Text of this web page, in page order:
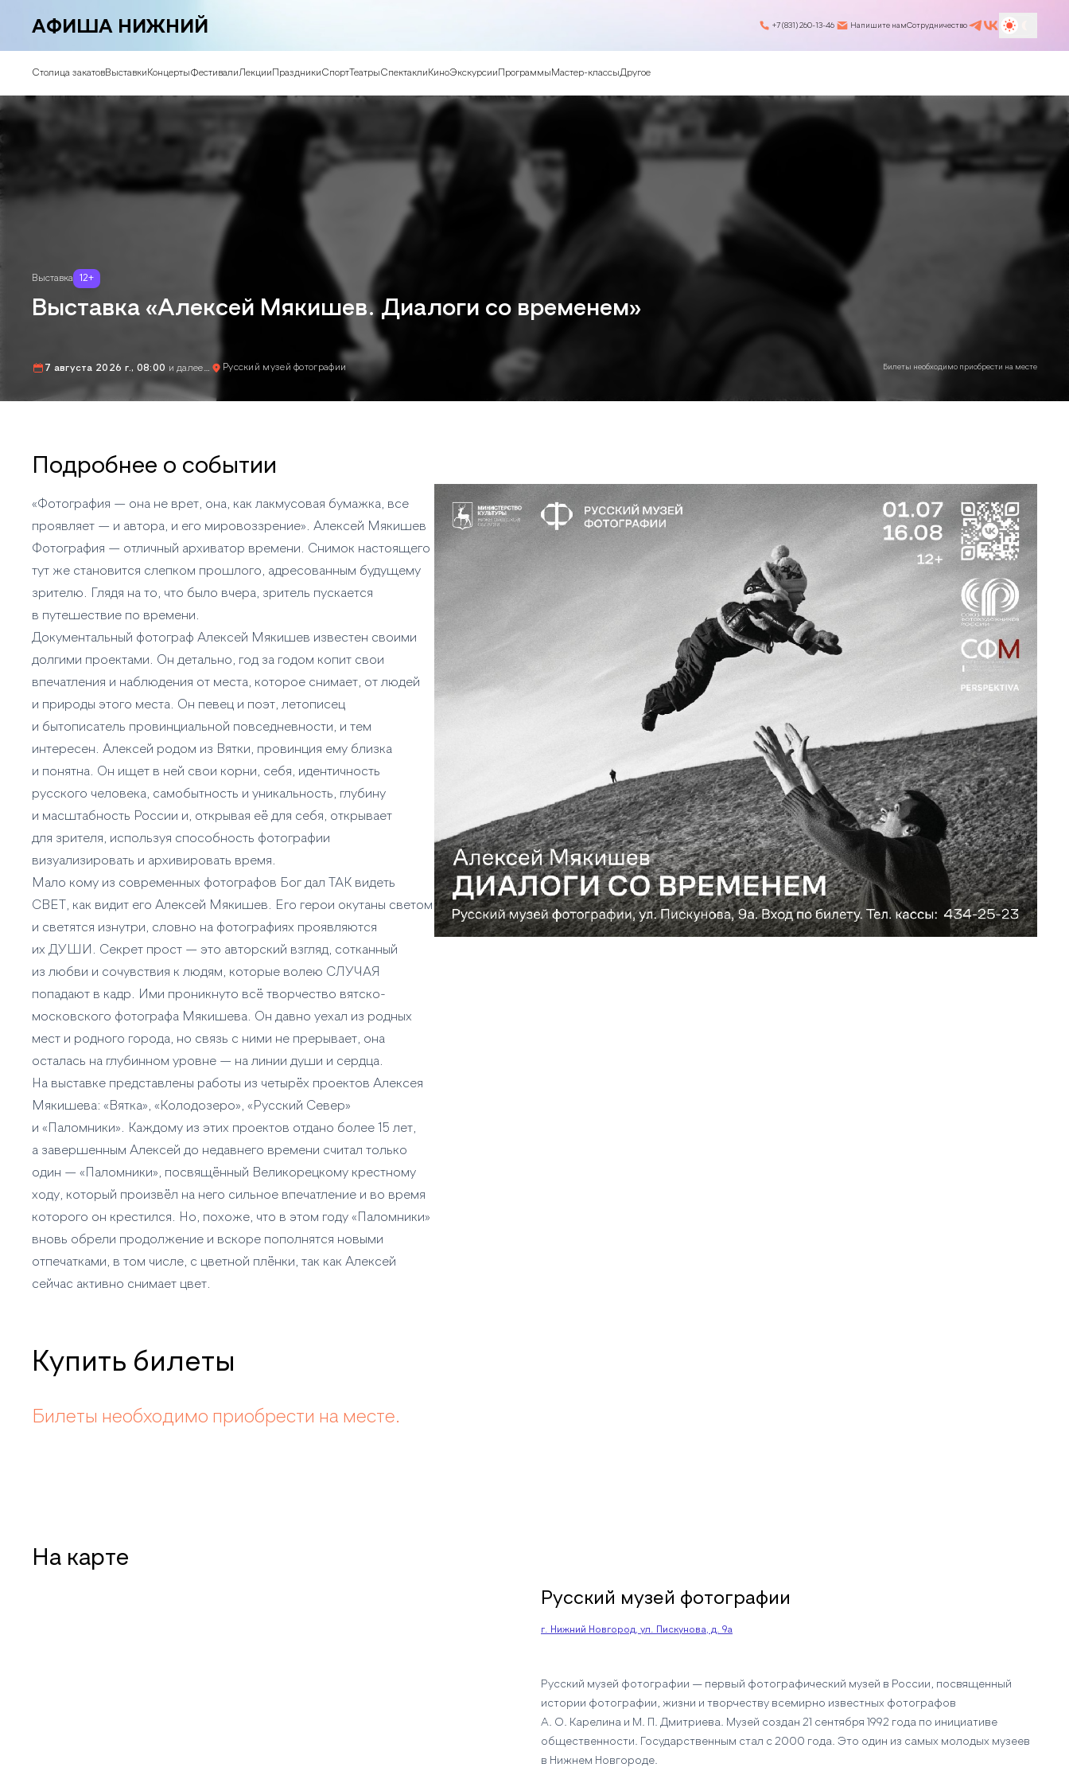
АФИША НИЖНИЙ +7 (831) 260-13-46 Напишите намСотрудничество
Столица закатовВыставкиКонцертыФестивалиЛекции ПраздникиСпорт ТеатрыСпектаклиКиноЭкскурсии Программы Мастер-классыДругое
Выставка 12+
Выставка «Алексей Мякишев. Диалоги со временем»
7 августа 2026 г., 08:00 и далее… Русский музей фотографии Билеты необходимо приобрести на месте
Подробнее о событии
«Фотография — она не врет, она, как лакмусовая бумажка, все
проявляет — и автора, и его мировоззрение». Алексей Мякишев
Фотография — отличный архиватор времени. Снимок настоящего
тут же становится слепком прошлого, адресованным будущему
зрителю. Глядя на то, что было вчера, зритель пускается
в путешествие по времени.
Документальный фотограф Алексей Мякишев известен своими
долгими проектами. Он детально, год за годом копит свои
впечатления и наблюдения от места, которое снимает, от людей
и природы этого места. Он певец и поэт, летописец
и бытописатель провинциальной повседневности, и тем
интересен. Алексей родом из Вятки, провинция ему близка
и понятна. Он ищет в ней свои корни, себя, идентичность
русского человека, самобытность и уникальность, глубину
и масштабность России и, открывая её для себя, открывает
для зрителя, используя способность фотографии
визуализировать и архивировать время.
Мало кому из современных фотографов Бог дал ТАК видеть
СВЕТ, как видит его Алексей Мякишев. Его герои окутаны светом
и светятся изнутри, словно на фотографиях проявляются
их ДУШИ. Секрет прост — это авторский взгляд, сотканный
из любви и сочувствия к людям, которые волею СЛУЧАЯ
попадают в кадр. Ими проникнуто всё творчество вятcко-
московского фотографа Мякишева. Он давно уехал из родных
мест и родного города, но связь с ними не прерывает, она
осталась на глубинном уровне — на линии души и сердца.
На выставке представлены работы из четырёх проектов Алексея
Мякишева: «Вятка», «Колодозеро», «Русский Север»
и «Паломники». Каждому из этих проектов отдано более 15 лет,
а завершенным Алексей до недавнего времени считал только
один — «Паломники», посвящённый Великорецкому крестному
ходу, который произвёл на него сильное впечатление и во время
которого он крестился. Но, похоже, что в этом году «Паломники»
вновь обрели продолжение и вскоре пополнятся новыми
отпечатками, в том числе, с цветной плёнки, так как Алексей
сейчас активно снимает цвет.
Купить билеты
Билеты необходимо приобрести на месте.
На карте
Русский музей фотографии
г. Нижний Новгород, ул. Пискунова, д. 9а
Русский музей фотографии — первый фотографический музей в России, посвященный
истории фотографии, жизни и творчеству всемирно известных фотографов
А. О. Карелина и М. П. Дмитриева. Музей создан 21 сентября 1992 года по инициативе
общественности. Государственным стал с 2000 года. Это один из самых молодых музеев
в Нижнем Новгороде.